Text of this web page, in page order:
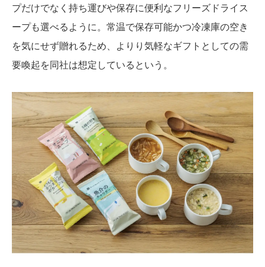
プだけでなく持ち運びや保存に便利なフリーズドライス
ープも選べるように。常温で保存可能かつ冷凍庫の空き
を気にせず贈れるため、よりり気軽なギフトとしての需
要喚起を同社は想定しているという。